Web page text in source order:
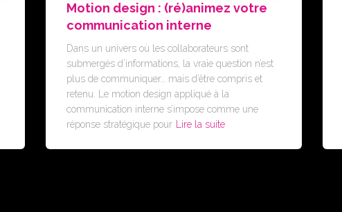
Motion design : (ré)animez votre
communication interne
Dans un univers où les collaborateurs sont
submergés d’informations, la vraie question n’est
plus de communiquer… mais d’être compris et
retenu. Le motion design appliqué à la
communication interne s’impose comme une
réponse stratégique pour
Lire la suite